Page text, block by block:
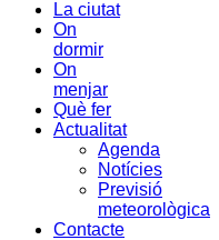
La ciutat
On
dormir
On
menjar
Què fer
Actualitat
Agenda
Notícies
Previsió
meteorològica
Contacte